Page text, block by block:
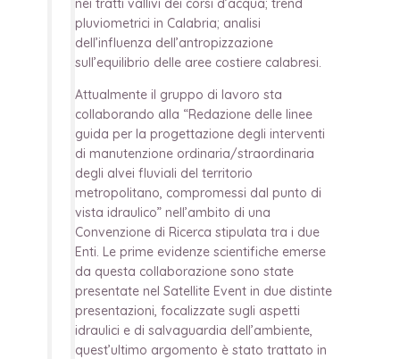
nei tratti vallivi dei corsi d’acqua; trend
pluviometrici in Calabria; analisi
dell’influenza dell’antropizzazione
sull’equilibrio delle aree costiere calabresi.
Attualmente il gruppo di lavoro sta
collaborando alla “Redazione delle linee
guida per la progettazione degli interventi
di manutenzione ordinaria/straordinaria
degli alvei fluviali del territorio
metropolitano, compromessi dal punto di
vista idraulico” nell’ambito di una
Convenzione di Ricerca stipulata tra i due
Enti. Le prime evidenze scientifiche emerse
da questa collaborazione sono state
presentate nel Satellite Event in due distinte
presentazioni, focalizzate sugli aspetti
idraulici e di salvaguardia dell’ambiente,
quest’ultimo argomento è stato trattato in